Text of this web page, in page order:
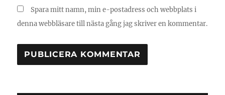
Spara mitt namn, min e-postadress och webbplats i
denna webbläsare till nästa gång jag skriver en kommentar.